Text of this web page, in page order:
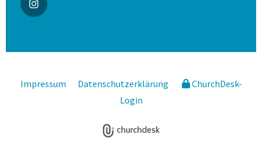
Impressum Datenschutzerklärung
ChurchDesk-
Login